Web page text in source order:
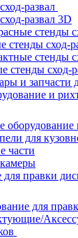
развал
развал 3D
стенды
стенды сход-
стенды
стенды сход-
и запчасти
и
оборудование
для
части
правки
для